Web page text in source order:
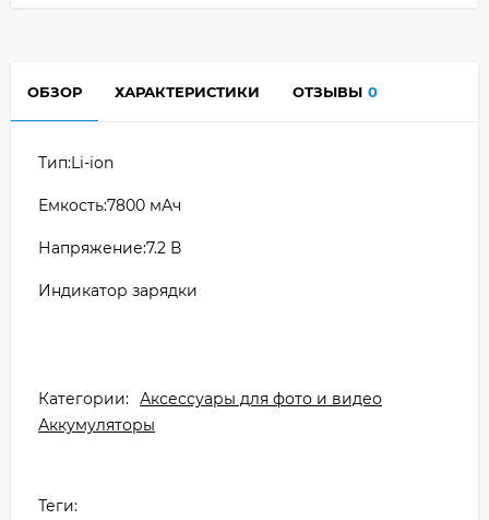
ОБЗОР ХАРАКТЕРИСТИКИ ОТЗЫВЫ 0
Тип:Li-ion
Емкость:7800 мАч
Напряжение:7.2 В
Индикатор зарядки
Категории: Аксессуары для фото и видео
Аккумуляторы
Теги: